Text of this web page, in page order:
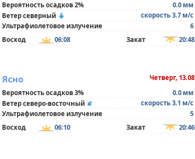
Вероятность осадков 2%
0.0 мм
Ветер северный
скорость 3.7 м/с
Ультрафиолетовое излучение
6
Восход
06:08 Закат 20:48
Четверг, 13.08
Ясно
Вероятность осадков 3%
0.0 мм
Ветер северо-восточный
скорость 3.1 м/с
Ультрафиолетовое излучение
5
Восход
06:10 Закат 20:46